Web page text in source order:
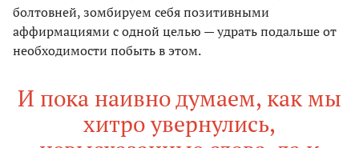
болтовней, зомбируем себя позитивными
аффирмациями с одной целью — удрать подальше от
необходимости побыть в этом.
И пока наивно думаем, как мы
хитро увернулись,